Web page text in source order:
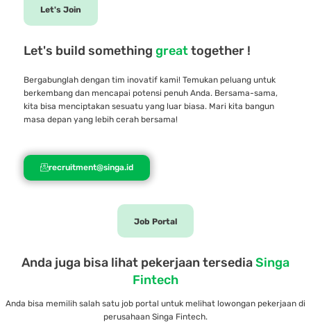
Let's Join
Let's build something greattogether !
Bergabunglah dengan tim inovatif kami! Temukan peluang untuk
berkembang dan mencapai potensi penuh Anda. Bersama-sama,
kita bisa menciptakan sesuatu yang luar biasa. Mari kita bangun
masa depan yang lebih cerah bersama!
recruitment@singa.id
Job Portal
Anda juga bisa lihat pekerjaan tersediaSinga
Fintech
Anda bisa memilih salah satu job portal untuk melihat lowongan pekerjaan di
perusahaan Singa Fintech.